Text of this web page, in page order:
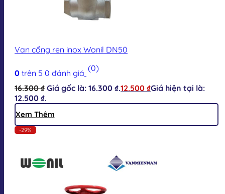
Van cổng ren inox Wonil DN50
0 trên 5 0 đánh giá (0)
16.300₫ Giá gốc là: 16.300 ₫.12.500 ₫Giá hiện tại là:
12.500 ₫.
Xem Thêm
-29%